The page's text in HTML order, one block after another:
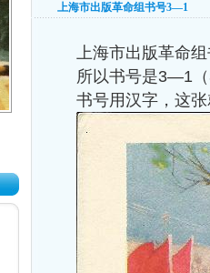
上海市出版革命组书号3—1
上海市出版革命
所以书号是3—1
书号用汉字，这